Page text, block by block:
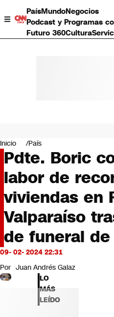
PaísMundoNegocios
Podcast y Programas
Futuro 360Cultura
Negocios
Deportes
Programas completos
Cultura
Servicios
Bits
CNN tiempo
Futuro 360
Opinión
Inicio País
Pdte. Boric
labor de
viviendas en
Valparaíso
de funeral de
09- 02- 2024 22:31
Por Juan Andrés Galaz
LO
MÁS
LEÍDO